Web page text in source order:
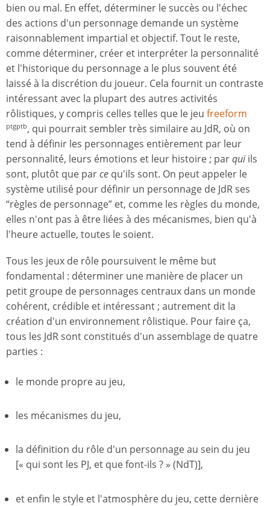
bien ou mal. En effet, déterminer le succès ou l'échec
des actions d'un personnage demande un système
raisonnablement impartial et objectif. Tout le reste,
comme déterminer, créer et interpréter la personnalité
et l'historique du personnage a le plus souvent été
laissé à la discrétion du joueur. Cela fournit un contraste
intéressant avec la plupart des autres activités
rôlistiques, y compris celles telles que le jeu freeform
ptgptb, qui pourrait sembler très similaire au JdR, où on
tend à définir les personnages entièrement par leur
personnalité, leurs émotions et leur histoire ; parquiils
sont, plutôt que parce qu'ils sont. On peut appeler le
système utilisé pour définir un personnage de JdR ses
“règles de personnage” et, comme les règles du monde,
elles n'ont pas à être liées à des mécanismes, bien qu'à
l'heure actuelle, toutes le soient.
Tous les jeux de rôle poursuivent le même but
fondamental : déterminer une manière de placer un
petit groupe de personnages centraux dans un monde
cohérent, crédible et intéressant ; autrement dit la
création d'un environnement rôlistique. Pour faire ça,
tous les JdR sont constitués d'un assemblage de quatre
parties :
le monde propre au jeu,
les mécanismes du jeu,
la définition du rôle d'un personnage au sein du jeu
[« qui sont les PJ, et que font-ils ? » (NdT)],
et enfin le style et l'atmosphère du jeu, cette dernière